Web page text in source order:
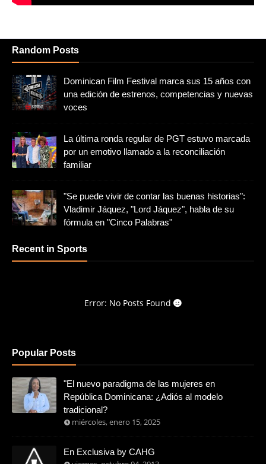
Random Posts
Dominican Film Festival marca sus 15 años con
una edición de estrenos, competencias y nuevas
voces
La última ronda regular de PGT estuvo marcada
por un emotivo llamado a la reconciliación
familiar
"Se puede vivir de contar las buenas historias":
Vladimir Jáquez, "Lord Jáquez", habla de su
fórmula en "Cinco Palabras"
Recent in Sports
Error: No Posts Found
Popular Posts
"El nuevo paradigma de las mujeres en
República Dominicana: ¿Adiós al modelo
tradicional?
miércoles, enero 15, 2025
En Exclusiva by CAHG